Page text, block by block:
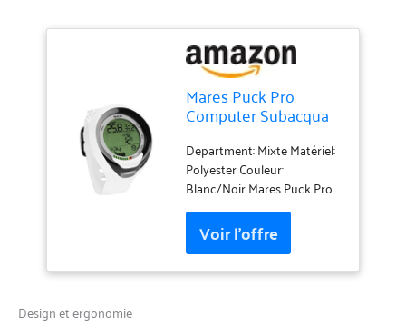
Mares Puck Pro
Computer Subacqua
Adulte Unisexe
Couleur : Blanc/Noir
Taille : Une Taille
Department: Mixte Matériel:
Polyester Couleur:
Blanc/Noir Mares Puck Pro
Ordinateur de plongée
décompression unisexe –
Adulte vert/noir Taille
Design et ergonomie